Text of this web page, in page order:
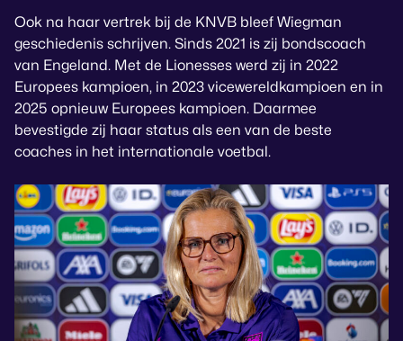
Ook na haar vertrek bij de KNVB bleef Wiegman
geschiedenis schrijven. Sinds 2021 is zij bondscoach
van Engeland. Met de Lionesses werd zij in 2022
Europees kampioen, in 2023 vicewereldkampioen en in
2025 opnieuw Europees kampioen. Daarmee
bevestigde zij haar status als een van de beste
coaches in het internationale voetbal.